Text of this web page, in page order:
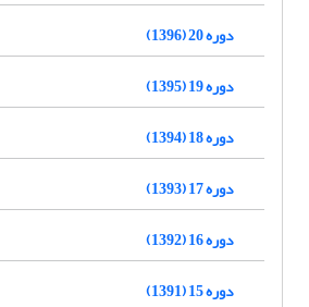
دوره 20 (1396)
دوره 19 (1395)
دوره 18 (1394)
دوره 17 (1393)
دوره 16 (1392)
دوره 15 (1391)